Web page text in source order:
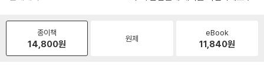
종이책
14,800원 원제
eBook
11,840원